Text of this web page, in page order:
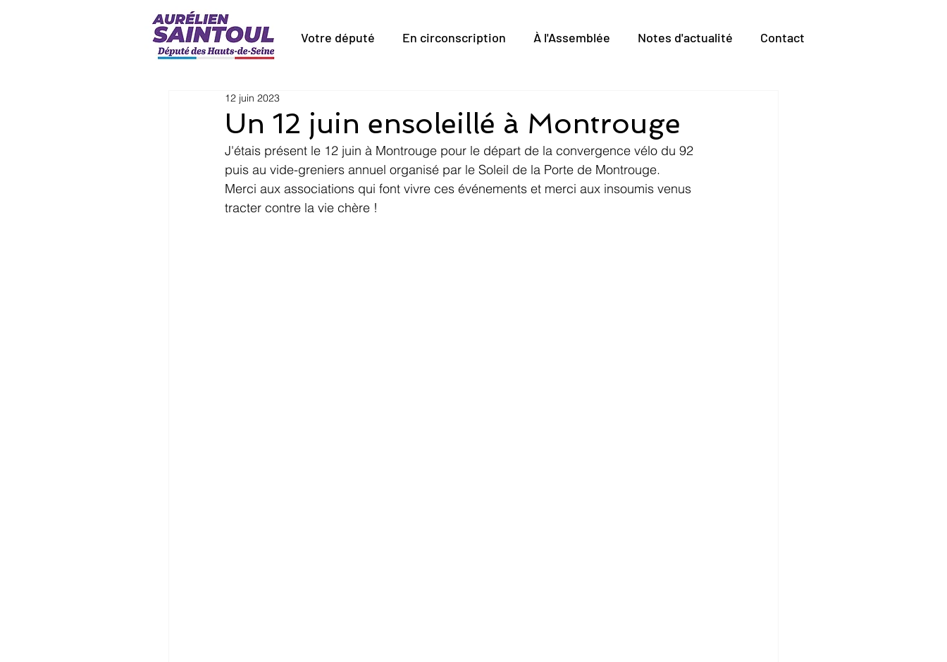
Votre député En circonscription À l'Assemblée Notes d'actualité Contact
Un 12 juin ensoleillé à Montrouge
12 juin 2023
J'étais présent le 12 juin à Montrouge pour le départ de la convergence vélo du 92
puis au vide-greniers annuel organisé par le Soleil de la Porte de Montrouge.
Merci aux associations qui font vivre ces événements et merci aux insoumis venus
tracter contre la vie chère !